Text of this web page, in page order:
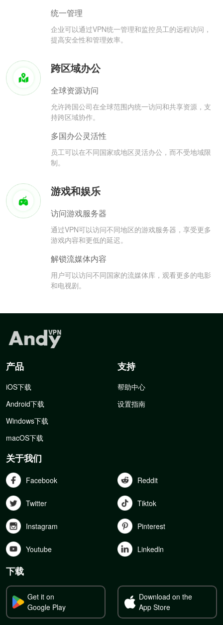
统一管理
企业可以通过VPN统一管理和监控员工的远程访问，
提高安全性和管理效率。
跨区域办公
全球资源访问
允许跨国公司在全球范围内统一访问和共享资源，支
持跨区域协作。
多国办公灵活性
员工可以在不同国家或地区灵活办公，而不受地域限
制。
游戏和娱乐
访问游戏服务器
通过VPN可以访问不同地区的游戏服务器，享受更多
游戏内容和更低的延迟。
解锁流媒体内容
用户可以访问不同国家的流媒体库，观看更多的电影
和电视剧。
产品
iOS下载
Android下载
Windows下载
macOS下载
支持
帮助中心
设置指南
关于我们
Facebook Reddit
Twitter Tiktok
Instagram Pinterest
Youtube Linkedln
下载
Get it on
Google Play
Download on the
App Store